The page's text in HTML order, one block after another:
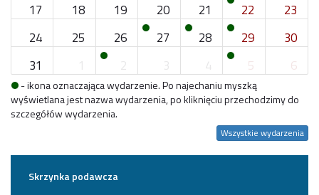
17
18 19 20 21 22
23
24
25 26 27 28 29
30
31
1 2 3 4 5 6
- ikona oznaczająca wydarzenie. Po najechaniu myszką
wyświetlana jest nazwa wydarzenia, po kliknięciu przechodzimy do
szczegółów wydarzenia.
Wszystkie wydarzenia
Skrzynka podawcza